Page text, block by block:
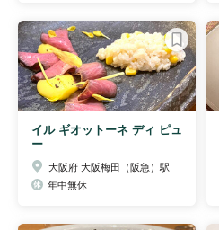
イル ギオットーネ ディ ピュ
ー
大阪府 大阪梅田（阪急）駅
年中無休